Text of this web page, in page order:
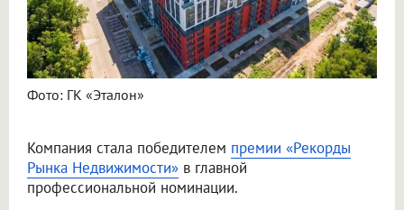
Фото: ГК «Эталон»
Компания стала победителем премии «Рекорды
Рынка Недвижимости» в главной
профессиональной номинации.